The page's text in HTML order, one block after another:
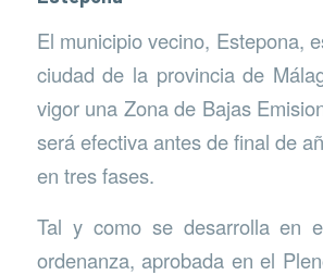
El municipio vecino, Estepona,
ciudad de la provincia de
vigor una Zona de Bajas
será efectiva antes de final de
en tres fases.
Tal y como se desarrolla en
ordenanza, aprobada en el